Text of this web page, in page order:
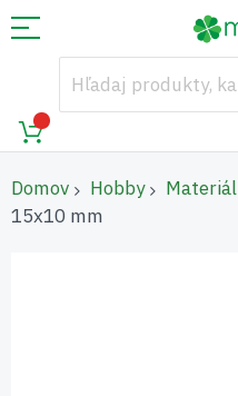
Domov Hobby Materiál
15x10 mm